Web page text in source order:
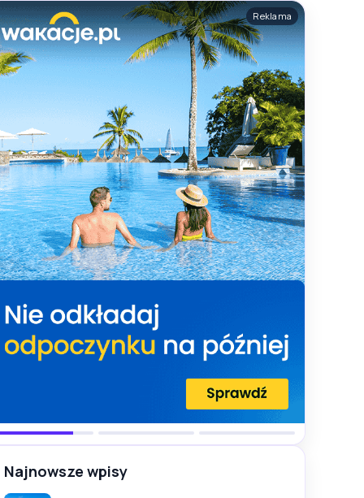
Reklama
Najnowsze wpisy